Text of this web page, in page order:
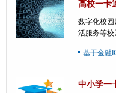
高校一卡
数字化校
活服务等
基于金融
中小学一